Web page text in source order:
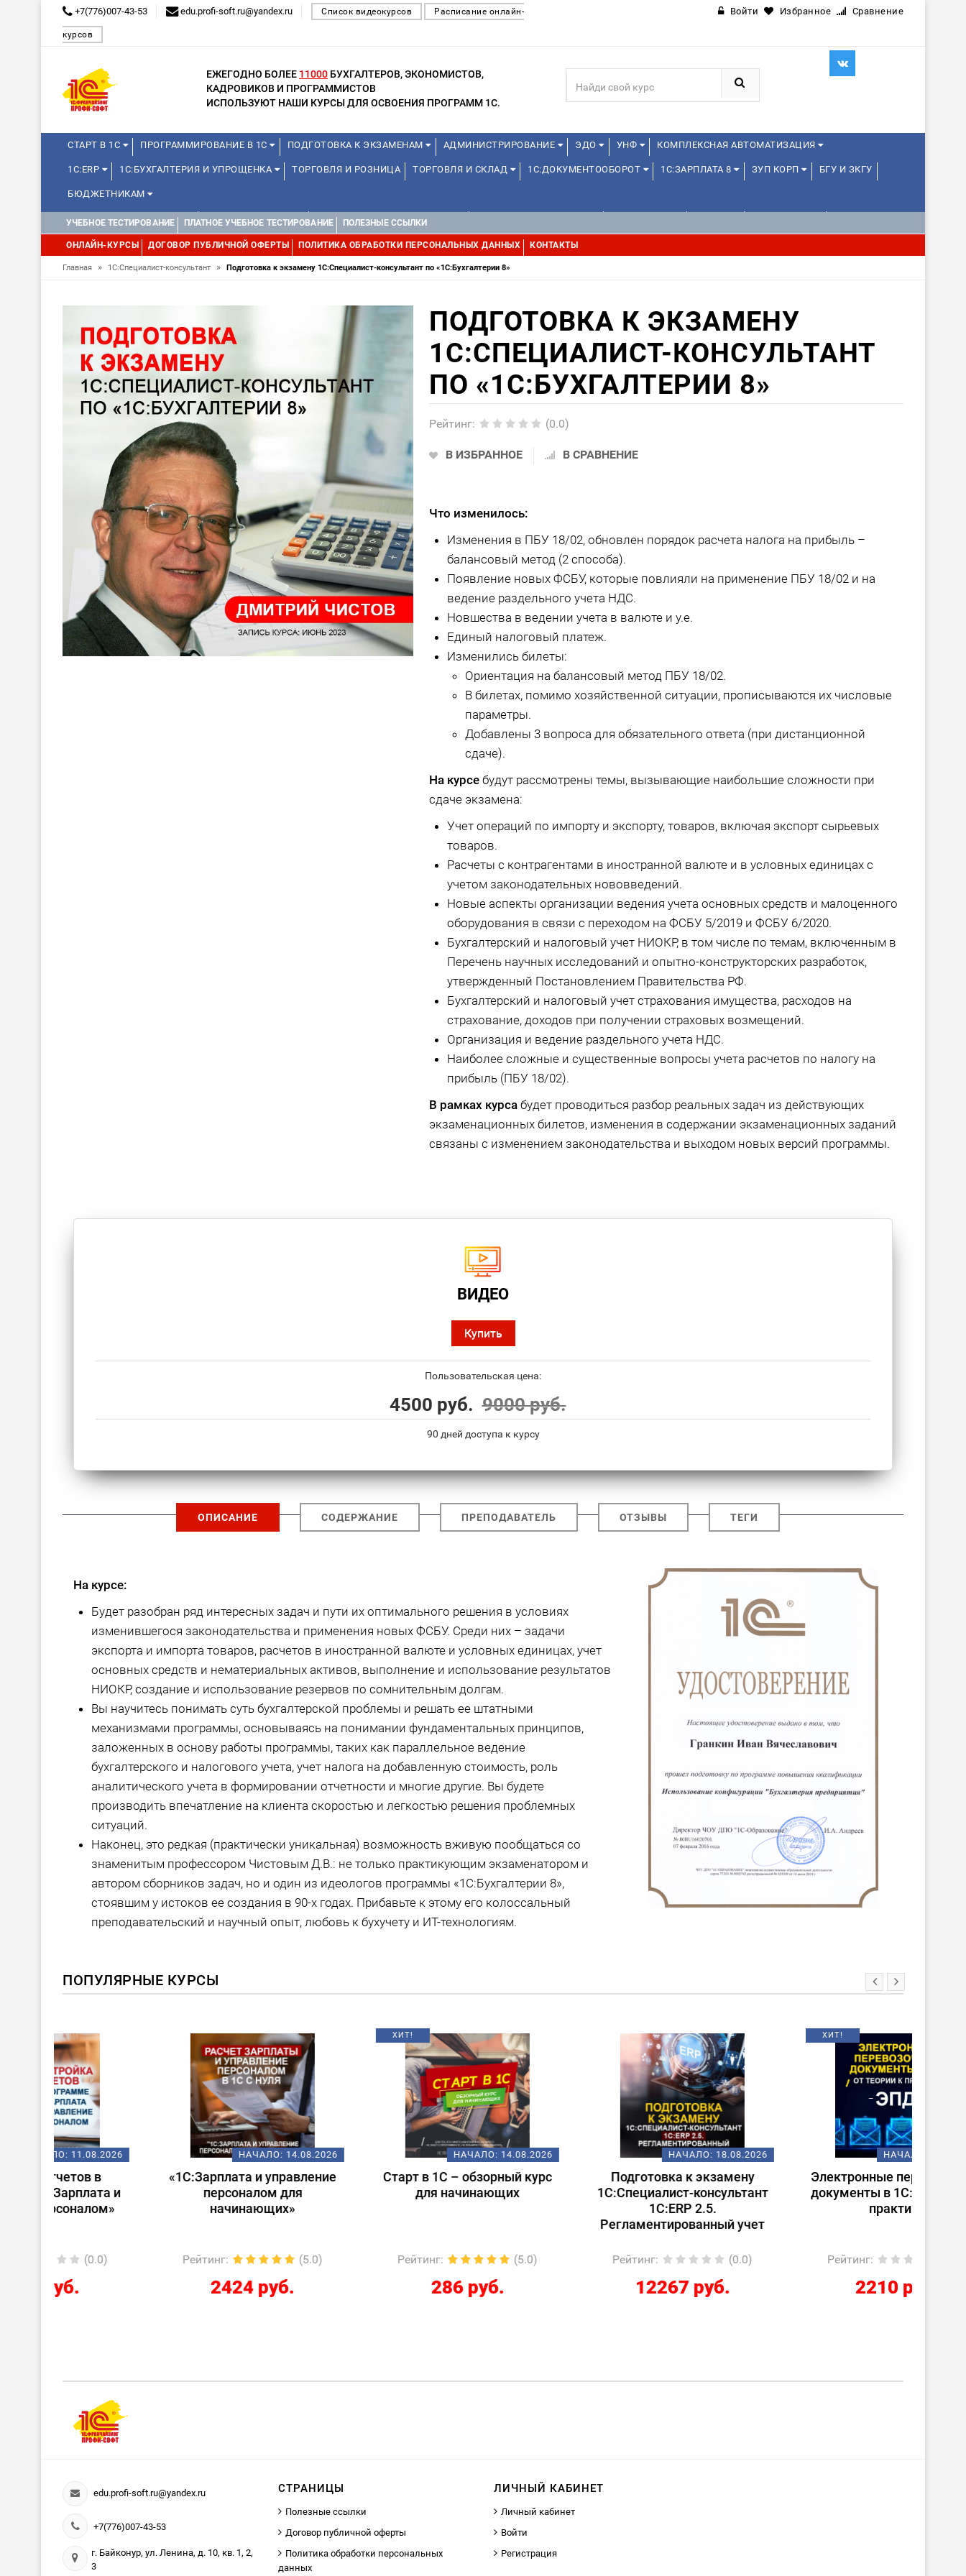
+7(776)007-43-53 edu.profi-soft.ru@yandex.ru Список видеокурсов Расписание онлайн-
курсов
Войти Избранное Сравнение
ЕЖЕГОДНО БОЛЕЕ 11000 БУХГАЛТЕРОВ, ЭКОНОМИСТОВ,
КАДРОВИКОВ И ПРОГРАММИСТОВ
ИСПОЛЬЗУЮТ НАШИ КУРСЫ ДЛЯ ОСВОЕНИЯ ПРОГРАММ 1С.
СТАРТ В 1С ПРОГРАММИРОВАНИЕ В 1С ПОДГОТОВКА К ЭКЗАМЕНАМ АДМИНИСТРИРОВАНИЕ ЭДО УНФ КОМПЛЕКСНАЯ АВТОМАТИЗАЦИЯ
1С:ERP 1С:БУХГАЛТЕРИЯ И УПРОЩЕНКА ТОРГОВЛЯ И РОЗНИЦА ТОРГОВЛЯ И СКЛАД 1С:ДОКУМЕНТООБОРОТ 1С:ЗАРПЛАТА 8 ЗУП КОРП БГУ И ЗКГУ
БЮДЖЕТНИКАМ
КУРСЫ ДЛЯ ШКОЛЬНИКОВ ДЛЯ ШКОЛЬНИКОВ 1С:УПРАВЛЕНИЕ ХОЛДИНГОМ
WEB, JAVA И ANDROID
УЧЕБНОЕ ТЕСТИРОВАНИЕ ПЛАТНОЕ УЧЕБНОЕ ТЕСТИРОВАНИЕ ПОЛЕЗНЫЕ ССЫЛКИ
ОНЛАЙН-КУРСЫ ДОГОВОР ПУБЛИЧНОЙ ОФЕРТЫ ПОЛИТИКА ОБРАБОТКИ ПЕРСОНАЛЬНЫХ ДАННЫХ КОНТАКТЫ
Главная » 1С:Специалист-консультант » Подготовка к экзамену 1С:Специалист-консультант по «1С:Бухгалтерии 8»
ПОДГОТОВКА К ЭКЗАМЕНУ
1С:СПЕЦИАЛИСТ-КОНСУЛЬТАНТ
ПО «1С:БУХГАЛТЕРИИ 8»
Рейтинг: (0.0)
В ИЗБРАННОЕ В СРАВНЕНИЕ
Что изменилось:
Изменения в ПБУ 18/02, обновлен порядок расчета налога на прибыль –
балансовый метод (2 способа).
Появление новых ФСБУ, которые повлияли на применение ПБУ 18/02 и на
ведение раздельного учета НДС.
Новшества в ведении учета в валюте и у.е.
Единый налоговый платеж.
Изменились билеты:
Ориентация на балансовый метод ПБУ 18/02.
В билетах, помимо хозяйственной ситуации, прописываются их числовые
параметры.
Добавлены 3 вопроса для обязательного ответа (при дистанционной
сдаче).
На курсебудут рассмотрены темы, вызывающие наибольшие сложности при
сдаче экзамена:
Учет операций по импорту и экспорту, товаров, включая экспорт сырьевых
товаров.
Расчеты с контрагентами в иностранной валюте и в условных единицах с
учетом законодательных нововведений.
Новые аспекты организации ведения учета основных средств и малоценного
оборудования в связи с переходом на ФСБУ 5/2019 и ФСБУ 6/2020.
Бухгалтерский и налоговый учет НИОКР, в том числе по темам, включенным в
Перечень научных исследований и опытно-конструкторских разработок,
утвержденный Постановлением Правительства РФ.
Бухгалтерский и налоговый учет страхования имущества, расходов на
страхование, доходов при получении страховых возмещений.
Организация и ведение раздельного учета НДС.
Наиболее сложные и существенные вопросы учета расчетов по налогу на
прибыль (ПБУ 18/02).
В рамках курсабудет проводиться разбор реальных задач из действующих
экзаменационных билетов, изменения в содержании экзаменационных заданий
связаны с изменением законодательства и выходом новых версий программы.
ВИДЕО
Купить
Пользовательская цена:
4500 руб. 9000 руб.
90 дней доступа к курсу
ОПИСАНИЕ СОДЕРЖАНИЕ ПРЕПОДАВАТЕЛЬ ОТЗЫВЫ ТЕГИ
На курсе:
Будет разобран ряд интересных задач и пути их оптимального решения в условиях
изменившегося законодательства и применения новых ФСБУ. Среди них – задачи
экспорта и импорта товаров, расчетов в иностранной валюте и условных единицах, учет
основных средств и нематериальных активов, выполнение и использование результатов
НИОКР, создание и использование резервов по сомнительным долгам.
Вы научитесь понимать суть бухгалтерской проблемы и решать ее штатными
механизмами программы, основываясь на понимании фундаментальных принципов,
заложенных в основу работы программы, таких как параллельное ведение
бухгалтерского и налогового учета, учет налога на добавленную стоимость, роль
аналитического учета в формировании отчетности и многие другие. Вы будете
производить впечатление на клиента скоростью и легкостью решения проблемных
ситуаций.
Наконец, это редкая (практически уникальная) возможность вживую пообщаться со
знаменитым профессором Чистовым Д.В.: не только практикующим экзаменатором и
автором сборников задач, но и один из идеологов программы «1С:Бухгалтерии 8»,
стоявшим у истоков ее создания в 90-х годах. Прибавьте к этому его колоссальный
преподавательский и научный опыт, любовь к бухучету и ИТ-технологиям.
ПОПУЛЯРНЫЕ КУРСЫ
НАЧАЛО:14.08.2026
«1С:Зарплата и управление
персоналом для
Рейтинг (5.0)
ХИТ!
НАЧАЛО:14.08.2026
Старт в 1С – обзорный курс
для начинающих
Рейтинг (5.0)
НАЧАЛО:18.08.2026
Подготовка к экзамену
1С:Специалист-консультант
Регламентированный учет
Рейтинг (0.0)
12267 руб.
НОВИНКА
ХИТ!
18.08.2026
Электронные перевозочные
документы в 1С: от теории к
Рейтинг (0.0)
edu.profi-soft.ru@yandex.ru
+7(776)007-43-53
г. Байконур, ул. Ленина, д. 10, кв. 1, 2,
3
СТРАНИЦЫ
Полезные ссылки
Договор публичной оферты
Политика обработки персональных
данных
ЛИЧНЫЙ КАБИНЕТ
Личный кабинет
Войти
Регистрация